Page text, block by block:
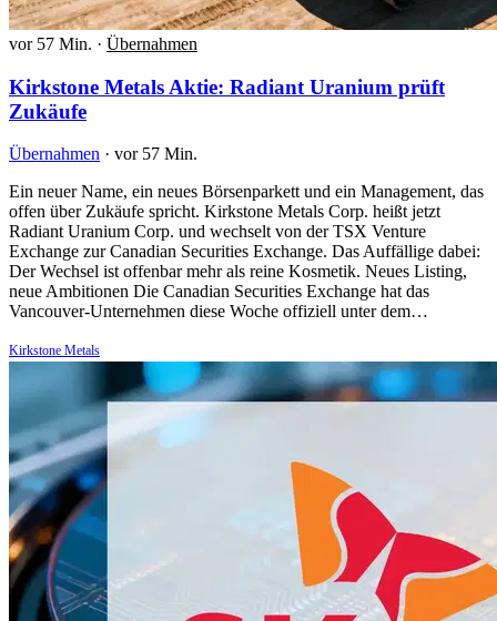
vor 57 Min. · Übernahmen
Kirkstone Metals Aktie: Radiant Uranium prüft
Zukäufe
Übernahmen · vor 57 Min.
Ein neuer Name, ein neues Börsenparkett und ein Management, das
offen über Zukäufe spricht. Kirkstone Metals Corp. heißt jetzt
Radiant Uranium Corp. und wechselt von der TSX Venture
Exchange zur Canadian Securities Exchange. Das Auffällige dabei:
Der Wechsel ist offenbar mehr als reine Kosmetik. Neues Listing,
neue Ambitionen Die Canadian Securities Exchange hat das
Vancouver-Unternehmen diese Woche offiziell unter dem…
Kirkstone Metals